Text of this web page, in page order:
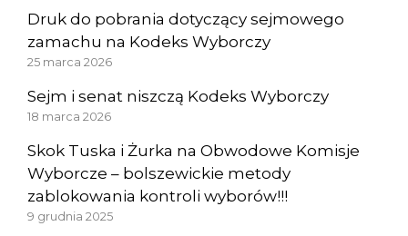
Druk do pobrania dotyczący sejmowego
zamachu na Kodeks Wyborczy
25 marca 2026
Sejm i senat niszczą Kodeks Wyborczy
18 marca 2026
Skok Tuska i Żurka na Obwodowe Komisje
Wyborcze – bolszewickie metody
zablokowania kontroli wyborów!!!
9 grudnia 2025